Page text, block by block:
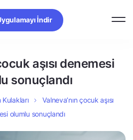
İndir
aşısı denemesi
sonuçlandı
Kulakları
Valneva’nın çocuk aşısı
olumlu sonuçlandı